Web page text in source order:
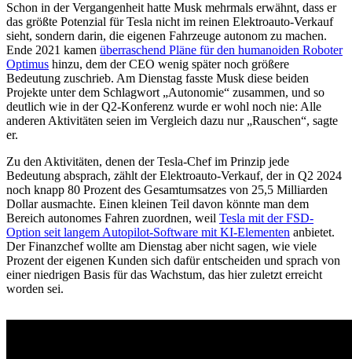
Schon in der Vergangenheit hatte Musk mehrmals erwähnt, dass er
das größte Potenzial für Tesla nicht im reinen Elektroauto-Verkauf
sieht, sondern darin, die eigenen Fahrzeuge autonom zu machen.
Ende 2021 kamen überraschend Pläne für den humanoiden Roboter
Optimus hinzu, dem der CEO wenig später noch größere
Bedeutung zuschrieb. Am Dienstag fasste Musk diese beiden
Projekte unter dem Schlagwort „Autonomie“ zusammen, und so
deutlich wie in der Q2-Konferenz wurde er wohl noch nie: Alle
anderen Aktivitäten seien im Vergleich dazu nur „Rauschen“, sagte
er.
Zu den Aktivitäten, denen der Tesla-Chef im Prinzip jede
Bedeutung absprach, zählt der Elektroauto-Verkauf, der in Q2 2024
noch knapp 80 Prozent des Gesamtumsatzes von 25,5 Milliarden
Dollar ausmachte. Einen kleinen Teil davon könnte man dem
Bereich autonomes Fahren zuordnen, weil Tesla mit der FSD-
Option seit langem Autopilot-Software mit KI-Elementen anbietet.
Der Finanzchef wollte am Dienstag aber nicht sagen, wie viele
Prozent der eigenen Kunden sich dafür entscheiden und sprach von
einer niedrigen Basis für das Wachstum, das hier zuletzt erreicht
worden sei.